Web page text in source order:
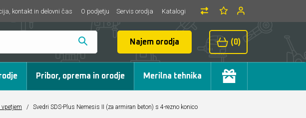
kontakt in delovni čas O podjetju Servis orodja Katalogi
Najem orodja (0)
Pribor, oprema in orodje Merilna tehnika
/ Svedri SDS-Plus Nemesis II (za armiran beton) s 4-rezno konico